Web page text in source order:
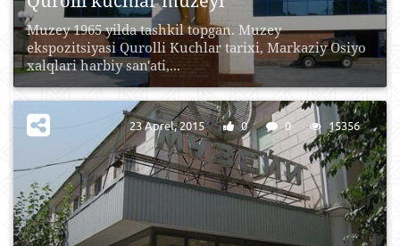
Muzey 1965 yilda tashkil topgan. Muzey
ekspozitsiyasi Qurolli Kuchlar tarixi, Markaziy Osiyo
xalqlari harbiy san'ati,...
23 Aprel, 2015 0 0 15356